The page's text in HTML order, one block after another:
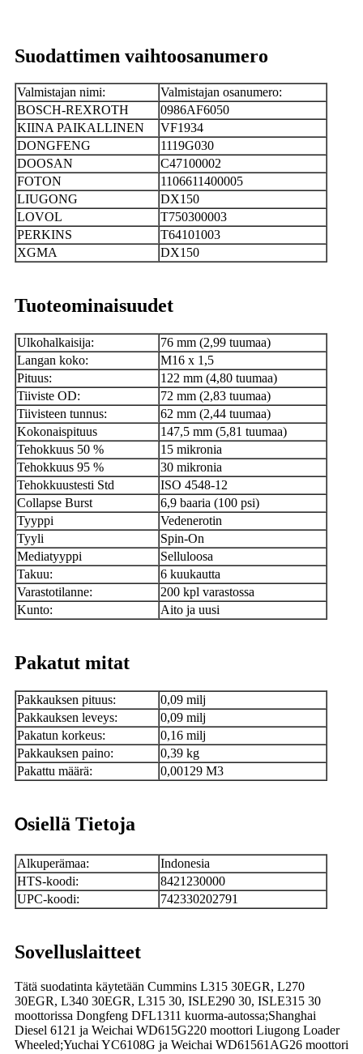
Suodattimen vaihtoosanumero
Valmistajan nimi:
Valmistajan osanumero:
BOSCH-REXROTH
0986AF6050
KIINA PAIKALLINEN
VF1934
DONGFENG
1119G030
DOOSAN
C47100002
FOTON
1106611400005
LIUGONG
DX150
LOVOL
T750300003
PERKINS
T64101003
XGMA
DX150
Tuoteominaisuudet
Ulkohalkaisija:
76 mm (2,99 tuumaa)
Langan koko:
M16 x 1,5
Pituus:
122 mm (4,80 tuumaa)
Tiiviste OD:
72 mm (2,83 tuumaa)
Tiivisteen tunnus:
62 mm (2,44 tuumaa)
Kokonaispituus
147,5 mm (5,81 tuumaa)
Tehokkuus 50 %
15 mikronia
Tehokkuus 95 %
30 mikronia
Tehokkuustesti Std
ISO 4548-12
Collapse Burst
6,9 baaria (100 psi)
Tyyppi
Vedenerotin
Tyyli
Spin-On
Mediatyyppi
Selluloosa
Takuu:
6 kuukautta
Varastotilanne:
200 kpl varastossa
Kunto:
Aito ja uusi
Pakatut mitat
Pakkauksen pituus:
0,09 milj
Pakkauksen leveys:
0,09 milj
Pakatun korkeus:
0,16 milj
Pakkauksen paino:
0,39 kg
Pakattu määrä:
0,00129 M3
Osiellä Tietoja
Alkuperämaa:
Indonesia
HTS-koodi:
8421230000
UPC-koodi:
742330202791
Sovelluslaitteet
Tätä suodatinta käytetään Cummins L315 30EGR, L270
30EGR, L340 30EGR, L315 30, ISLE290 30, ISLE315 30
moottorissa Dongfeng DFL1311 kuorma-autossa;Shanghai
Diesel 6121 ja Weichai WD615G220 moottori Liugong Loader
Wheeled;Yuchai YC6108G ja Weichai WD61561AG26 moottori